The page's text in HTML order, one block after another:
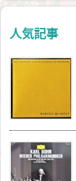
人気記事